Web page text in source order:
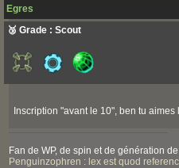
Egres
🥉 Grade : Scout
Inscription "avant le 10", ben tu aimes
Fan de WP, de spin et de génération
Penguinzophren : lex est quod